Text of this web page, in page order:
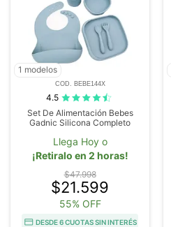
1 modelos
COD. BEBE144X
4.5
Set De Alimentación Bebes
Gadnic Silicona Completo
Llega Hoy o
¡Retiralo en 2 horas!
$47.998
$21.599
55% OFF
DESDE 6 CUOTAS SIN INTERÉS